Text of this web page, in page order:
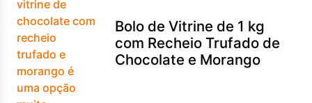
Bolo de Vitrine de 1 kg
com Recheio Trufado de
Chocolate e Morango